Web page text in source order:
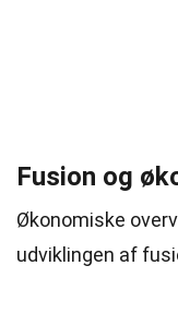
Fusion og
Økonomiske
udviklingen af